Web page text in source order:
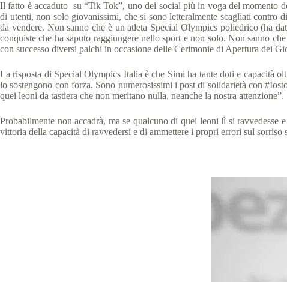
Il fatto è accaduto su “Tik Tok”, uno dei social più in voga del momento
di utenti, non solo giovanissimi, che si sono letteralmente scagliati contro
da vendere. Non sanno che è un atleta Special Olympics poliedrico (ha
conquiste che ha saputo raggiungere nello sport e non solo. Non sanno
con successo diversi palchi in occasione delle Cerimonie di Apertura dei
La risposta di Special Olympics Italia è che Simi ha tante doti e capacità
lo sostengono con forza. Sono numerosissimi i post di solidarietà con
quei leoni da tastiera che non meritano nulla, neanche la nostra attenzione”.
Probabilmente non accadrà, ma se qualcuno di quei leoni lì si ravvedesse
vittoria della capacità di ravvedersi e di ammettere i propri errori sul